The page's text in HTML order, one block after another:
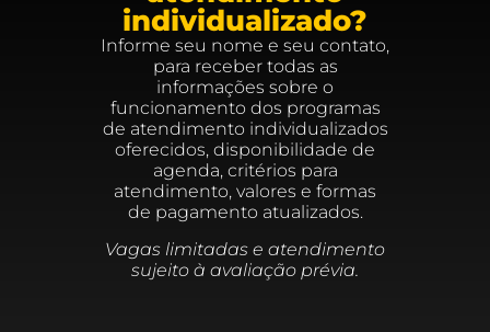
individualizado?
Informe seu nome e seu contato,
para receber todas as
informações sobre o
funcionamento dos programas
de atendimento individualizados
oferecidos, disponibilidade de
agenda, critérios para
atendimento, valores e formas
de pagamento atualizados.
Vagas limitadas e atendimento
sujeito à avaliação prévia.